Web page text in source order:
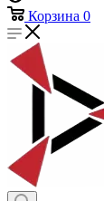
Корзина 0